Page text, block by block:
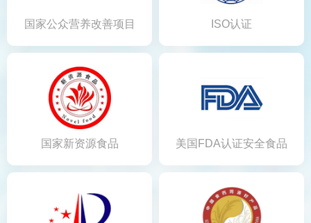
国家公众营养改善项目
ISO认证
国家新资源食品 美国FDA认证安全食品